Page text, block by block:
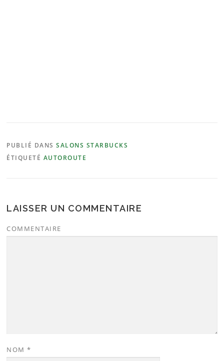
PUBLIÉ DANSSALONS STARBUCKS
ÉTIQUETÉ AUTOROUTE
LAISSER UN COMMENTAIRE
COMMENTAIRE
NOM*